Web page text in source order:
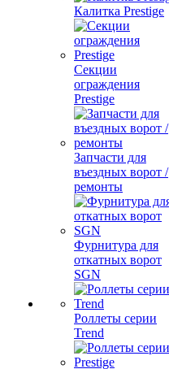
Калитка Prestige
Секции
ограждения
Prestige
Запчасти для
въездных ворот /
ремонты
Фурнитура для
откатных ворот
SGN
Роллеты серии
Trend